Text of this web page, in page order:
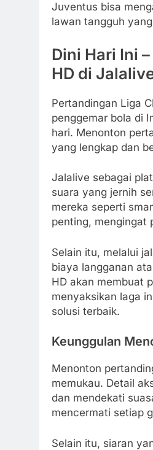
Juventus bisa
lawan tangguh
Dini Hari Ini
HD di
Pertandingan Liga
penggemar bola di
hari. Menonton
yang lengkap dan
Jalalive sebagai
suara yang jernih
mereka seperti
penting, mengingat
Selain itu, melalui
biaya langganan
HD akan membuat
menyaksikan laga
solusi terbaik.
Keunggulan
Menonton
memukau. Detail
dan mendekati
mencermati setiap
Selain itu, siaran